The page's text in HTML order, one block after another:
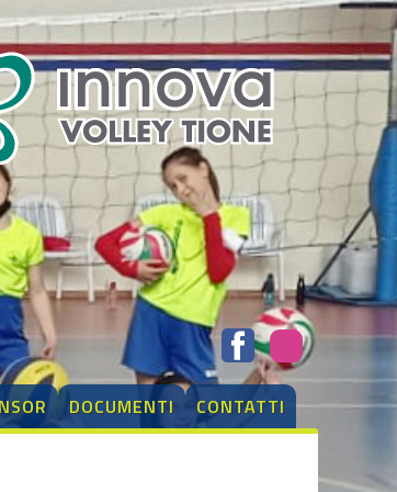
DOCUMENTI CONTATTI